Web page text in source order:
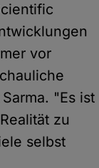
vor
"Es ist
zu
selbst